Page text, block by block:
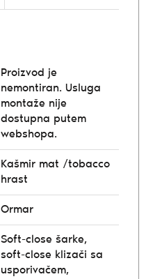
Proizvod je
nemontiran. Usluga
montaže nije
dostupna putem
webshopa.
Kašmir mat /tobacco
hrast
Ormar
Soft-close šarke,
soft-close klizači sa
usporivačem,